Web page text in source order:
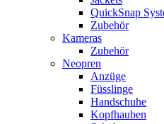
QuickSnap
Zubehör
Kameras
Zubehör
Neopren
Anzüge
Füsslinge
Handschuhe
Kopfhauben